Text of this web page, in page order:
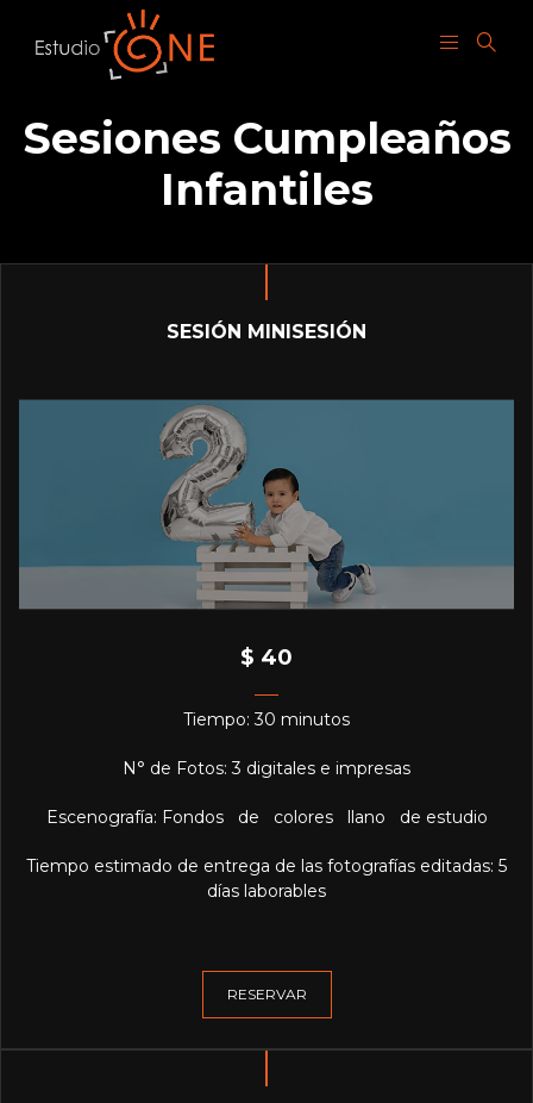
Sesiones Cumpleaños
Infantiles
SESIÓN MINISESIÓN
$ 40
Tiempo: 30 minutos
N° de Fotos: 3 digitales e impresas
Escenografía: Fondos de colores llano de estudio
Tiempo estimado de entrega de las fotografías editadas: 5
días laborables
RESERVAR